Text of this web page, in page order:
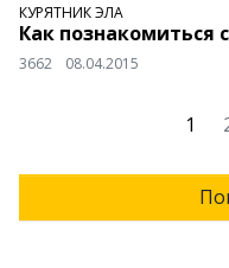
КУРЯТНИК ЭЛА
Как познакомиться
3662 08.04.2015
1